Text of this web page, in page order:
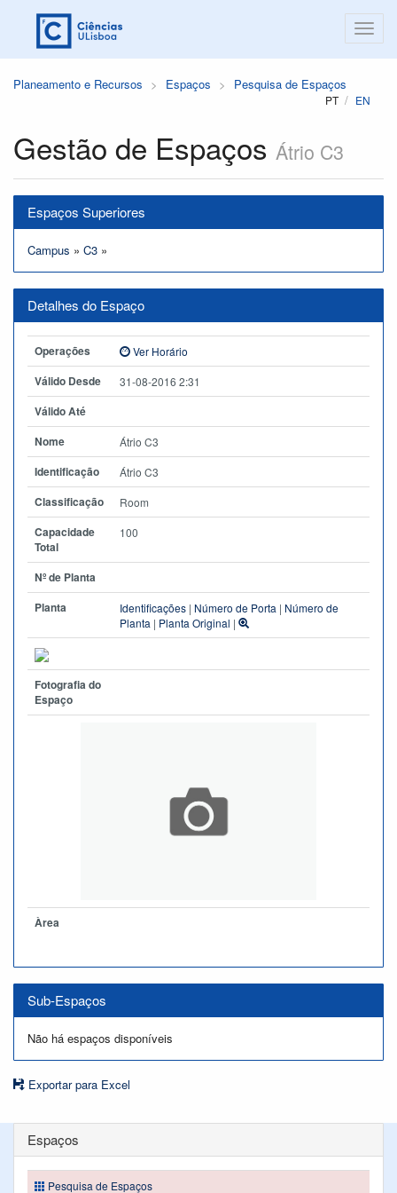
Planeamento e Recursos Espaços Pesquisa de Espaços
PT EN
Gestão de Espaços Átrio C3
Espaços Superiores
Campus » C3 »
Detalhes do Espaço
Operações Ver Horário
Válido Desde 31-08-2016 2:31
Válido Até
Nome
Átrio C3
Identificação Átrio C3
Classificação Room
Capacidade
Total
100
Nº de Planta
Planta
Identificações | Número de Porta | Número de
Planta | Planta Original |
Fotografia do
Espaço
Àrea
Sub-Espaços
Não há espaços disponíveis
Exportar para Excel
Espaços
Pesquisa de Espaços